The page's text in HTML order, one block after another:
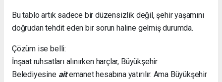
Bu tablo artık sadece bir düzensizlik değil, şehir yaşamını
doğrudan tehdit eden bir sorun haline gelmiş durumda.
Çözüm ise belli:
İnşaat ruhsatları alınırken harçlar, Büyükşehir
Belediyesine aitemanet hesabına yatırılır. Ama Büyükşehir